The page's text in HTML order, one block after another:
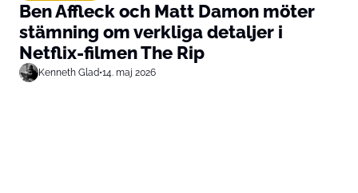
Ben Affleck och Matt Damon möter
stämning om verkliga detaljer i
Netflix-filmen The Rip
Kenneth Glad•14. maj 2026